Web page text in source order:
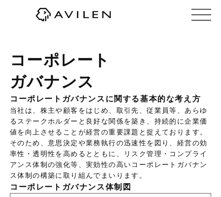
株式会社AVILEN（アヴィレン）
コーポレート
ガバナンス
コーポレートガバナンスに関する基本的な考え方
当社は、株主や顧客をはじめ、取引先、従業員等、あらゆ
るステークホルダーと良好な関係を築き、持続的に企業価
値を向上させることが経営の重要課題と捉えております。
そのため、意思決定や業務執行の迅速性を図り、経営の効
率性・透明性を高めるとともに、リスク管理・コンプライ
アンス体制の強化等、実効性の高いコーポレートガバナン
ス体制の構築に取り組んでまいります。
コーポレートガバナンス体制図